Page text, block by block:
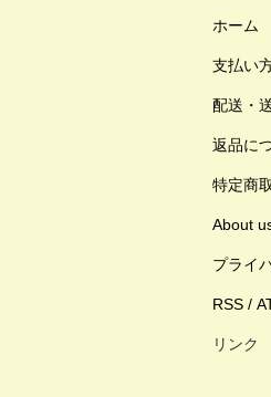
ホーム
支払い
配送・
返品に
特定商
About
プライ
RSS/
リンク